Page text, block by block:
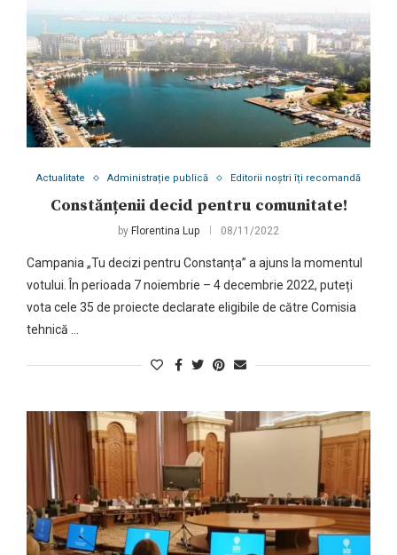
Actualitate Administrație publică Editorii noștri îți recomandă
Constănțenii decid pentru comunitate!
by Florentina Lup 08/11/2022
Campania „Tu decizi pentru Constanța” a ajuns la momentul
votului. În perioada 7 noiembrie – 4 decembrie 2022, puteți
vota cele 35 de proiecte declarate eligibile de către Comisia
tehnică …